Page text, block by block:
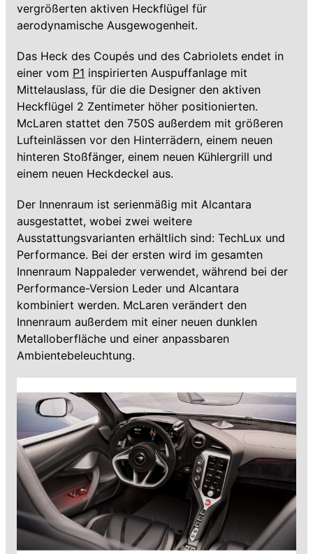
vergrößerten aktiven Heckflügel für
aerodynamische Ausgewogenheit.
Das Heck des Coupés und des Cabriolets endet in
einer vom P1 inspirierten Auspuffanlage mit
Mittelauslass, für die die Designer den aktiven
Heckflügel 2 Zentimeter höher positionierten.
McLaren stattet den 750S außerdem mit größeren
Lufteinlässen vor den Hinterrädern, einem neuen
hinteren Stoßfänger, einem neuen Kühlergrill und
einem neuen Heckdeckel aus.
Der Innenraum ist serienmäßig mit Alcantara
ausgestattet, wobei zwei weitere
Ausstattungsvarianten erhältlich sind: TechLux und
Performance. Bei der ersten wird im gesamten
Innenraum Nappaleder verwendet, während bei der
Performance-Version Leder und Alcantara
kombiniert werden. McLaren verändert den
Innenraum außerdem mit einer neuen dunklen
Metalloberfläche und einer anpassbaren
Ambientebeleuchtung.